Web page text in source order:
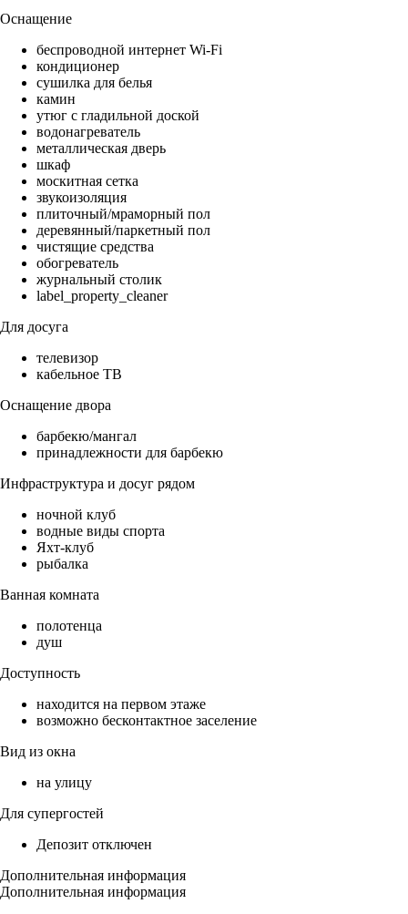
Оснащение
беспроводной интернет Wi-Fi
кондиционер
сушилка для белья
камин
утюг с гладильной доской
водонагреватель
металлическая дверь
шкаф
москитная сетка
звукоизоляция
плиточный/мраморный пол
деревянный/паркетный пол
чистящие средства
обогреватель
журнальный столик
label_property_cleaner
Для досуга
телевизор
кабельное ТВ
Оснащение двора
барбекю/мангал
принадлежности для барбекю
Инфраструктура и досуг рядом
ночной клуб
водные виды спорта
Яхт-клуб
рыбалка
Ванная комната
полотенца
душ
Доступность
находится на первом этаже
возможно бесконтактное заселение
Вид из окна
на улицу
Для супергостей
Депозит отключен
Дополнительная информация
Дополнительная информация